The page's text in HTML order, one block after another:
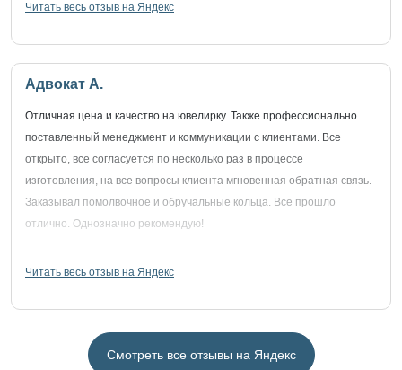
Читать весь отзыв на Яндекс
Адвокат А.
Отличная цена и качество на ювелирку. Также профессионально
поставленный менеджмент и коммуникации с клиентами. Все
открыто, все согласуется по несколько раз в процессе
изготовления, на все вопросы клиента мгновенная обратная связь.
Заказывал помолвочное и обручальные кольца. Все прошло
отлично. Однозначно рекомендую!
Читать весь отзыв на Яндекс
Смотреть все отзывы на Яндекс